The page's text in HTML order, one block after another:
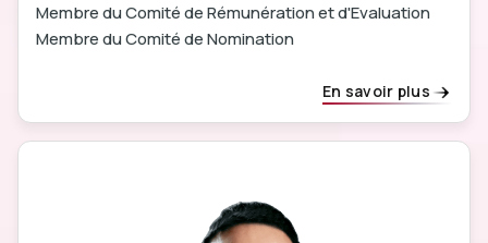
Membre du Comité de Rémunération et d'Evaluation
Membre du Comité de Nomination
En savoir plus